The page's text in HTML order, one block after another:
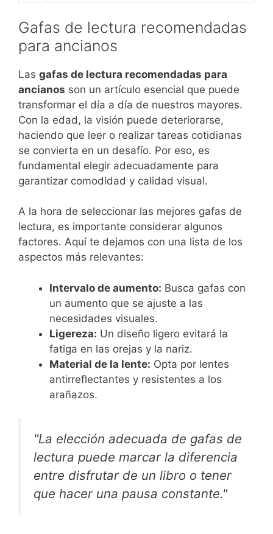
Gafas de lectura recomendadas
para ancianos
Las gafas de lectura recomendadas para
ancianos son un artículo esencial que puede
transformar el día a día de nuestros mayores.
Con la edad, la visión puede deteriorarse,
haciendo que leer o realizar tareas cotidianas
se convierta en un desafío. Por eso, es
fundamental elegir adecuadamente para
garantizar comodidad y calidad visual.
A la hora de seleccionar las mejores gafas de
lectura, es importante considerar algunos
factores. Aquí te dejamos con una lista de los
aspectos más relevantes:
Intervalo de aumento: Busca gafas con
un aumento que se ajuste a las
necesidades visuales.
Ligereza: Un diseño ligero evitará la
fatiga en las orejas y la nariz.
Material de la lente: Opta por lentes
antirreflectantes y resistentes a los
arañazos.
"La elección adecuada de gafas de
lectura puede marcar la diferencia
entre disfrutar de un libro o tener
que hacer una pausa constante."